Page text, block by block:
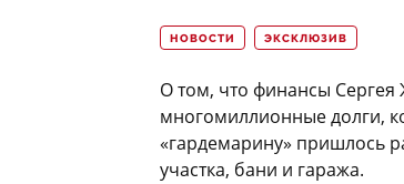
НОВОСТИ ЭКСКЛЮЗИВ
О том, что финансы Сергея
многомиллионные долги,
«гардемарину» пришлось
участка, бани и гаража.